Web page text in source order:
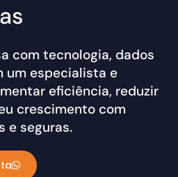
com tecnologia, dados
um especialista e
eficiência, reduzir
crescimento com
e seguras.